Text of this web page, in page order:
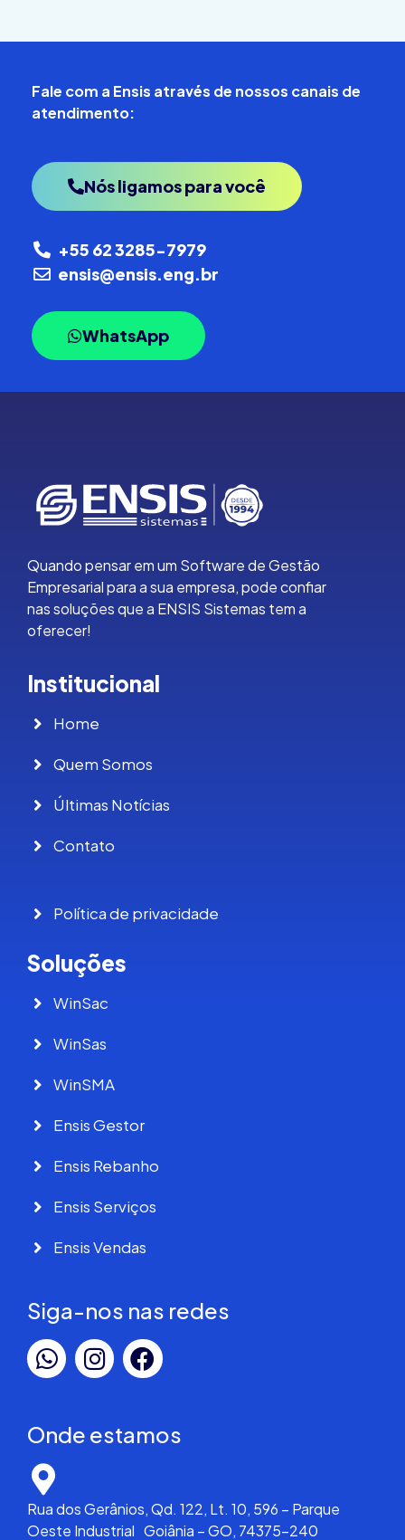
Fale com a Ensis através de nossos canais de
atendimento:
Nós ligamos para você
+55 62 3285-7979
ensis@ensis.eng.br
WhatsApp
Quando pensar em um Software de Gestão
Empresarial para a sua empresa, pode confiar
nas soluções que a ENSIS Sistemas tem a
oferecer!
Institucional
Home
Quem Somos
Últimas Notícias
Contato
Política de privacidade
Soluções
WinSac
WinSas
WinSMA
Ensis Gestor
Ensis Rebanho
Ensis Serviços
Ensis Vendas
Siga-nos nas redes
Onde estamos
Rua dos Gerânios, Qd. 122, Lt. 10, 596 – Parque
Oeste Industrial Goiânia – GO, 74375-240